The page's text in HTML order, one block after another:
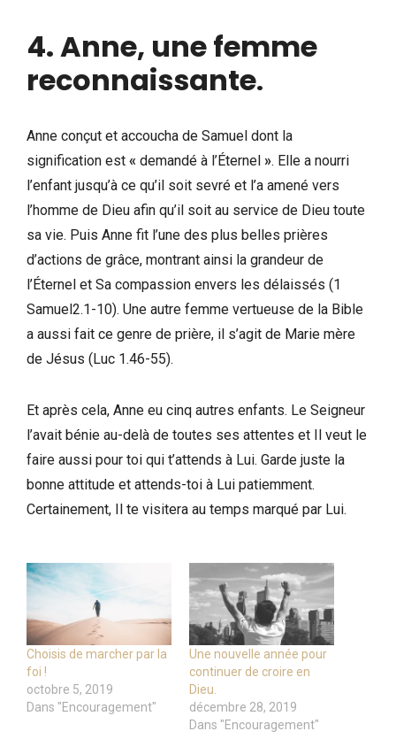
4. Anne, une femme
reconnaissante.
Anne conçut et accoucha de Samuel dont la
signification est « demandé à l’Éternel ». Elle a nourri
l’enfant jusqu’à ce qu’il soit sevré et l’a amené vers
l’homme de Dieu afin qu’il soit au service de Dieu toute
sa vie. Puis Anne fit l’une des plus belles prières
d’actions de grâce, montrant ainsi la grandeur de
l’Éternel et Sa compassion envers les délaissés (1
Samuel2.1-10). Une autre femme vertueuse de la Bible
a aussi fait ce genre de prière, il s’agit de Marie mère
de Jésus (Luc 1.46-55).
Et après cela, Anne eu cinq autres enfants. Le Seigneur
l’avait bénie au-delà de toutes ses attentes et Il veut le
faire aussi pour toi qui t’attends à Lui. Garde juste la
bonne attitude et attends-toi à Lui patiemment.
Certainement, Il te visitera au temps marqué par Lui.
Choisis de marcher par la
foi !
octobre 5, 2019
Dans "Encouragement"
Une nouvelle année pour
continuer de croire en
Dieu.
décembre 28, 2019
Dans "Encouragement"